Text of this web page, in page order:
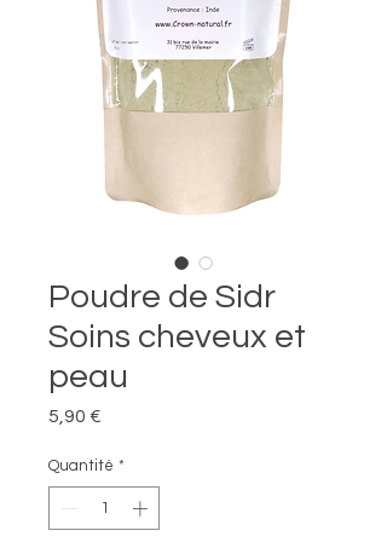
Poudre de Sidr
Soins cheveux et
peau
5,90 €
Quantité *